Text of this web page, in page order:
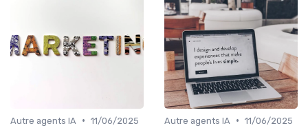
Autre agents IA • 11/06/2025
Autre agents IA • 11/06/2025